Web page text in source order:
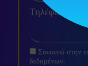
Τηλέφωνο
Συναινώ στην
δεδομένων.